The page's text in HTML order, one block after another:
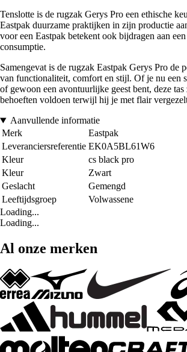
Tenslotte is de rugzak Gerys Pro een ethische
Eastpak duurzame praktijken in zijn productie
voor een Eastpak betekent ook bijdragen aan
consumptie.
Samengevat is de rugzak Eastpak Gerys Pro de
van functionaliteit, comfort en stijl. Of je nu een
of gewoon een avontuurlijke geest bent, deze tas
behoeften voldoen terwijl hij je met flair
Aanvullende informatie
Merk
Eastpak
Leveranciersreferentie EK0A5BL61W6
Kleur
cs black pro
Kleur
Zwart
Geslacht
Gemengd
Leeftijdsgroep
Volwassene
Loading...
Loading...
Al onze merken